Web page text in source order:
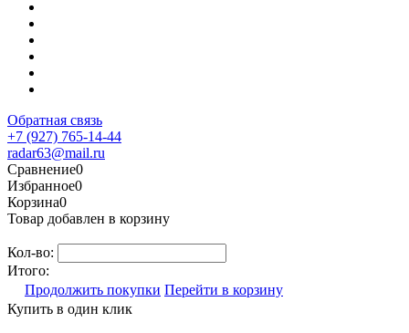
Обратная связь
+7 (927) 765-14-44
radar63@mail.ru
Сравнение0
Избранное0
Корзина0
Товар добавлен в корзину
Кол-во:
Итого:
Продолжить покупки Перейти в корзину
Купить в один клик